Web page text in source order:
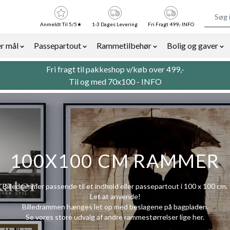
mål
Passepartout
Rammetilbehør
Bolig og gaver
Anmeldt Til 5/5★ 1-3 Dages Levering Fri Fragt 499,- INFO
Fri fragt til pakkeshop v/køb over 499,-
Til og med 70x100 - INFO
100X100 CM RAMMER
Billedrammer passende til et indhold eller passepartout i 100 x 100 cm.
Let at anvende!
Billedrammen hænges let op med beslagene på bagpladen.
Se vores store udvalg af andre rammestørrelser ligeher.